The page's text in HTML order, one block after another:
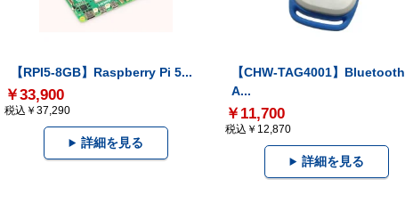
【RPI5-8GB】Raspberry Pi 5...
￥33,900
税込￥37,290
詳細を見る
【CHW-TAG4001】Bluetooth
A...
￥11,700
税込￥12,870
詳細を見る